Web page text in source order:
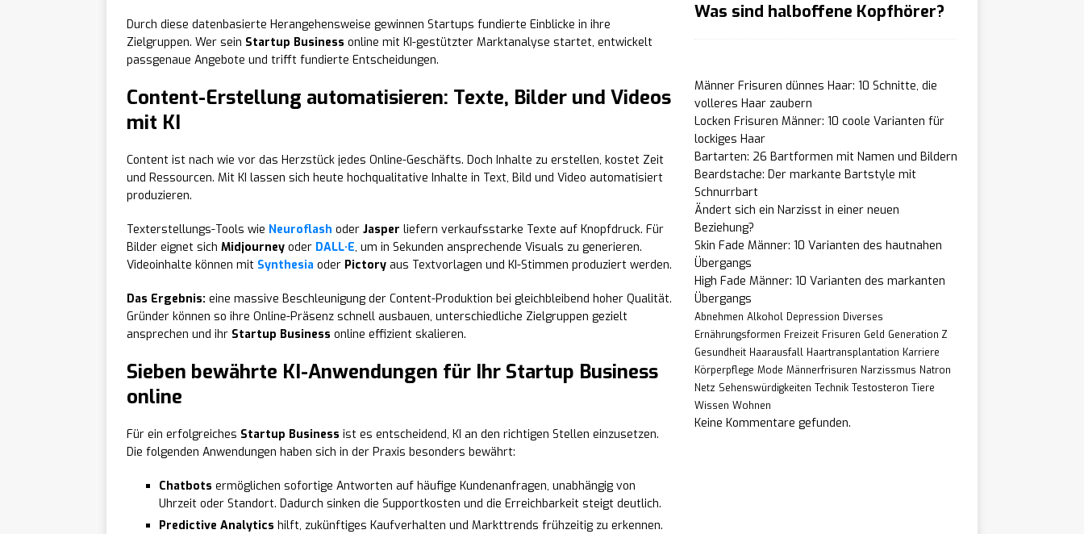
Durch diese datenbasierte Herangehensweise gewinnen Startups fundierte Einblicke in ihre
Zielgruppen. Wer sein Startup Business online mit KI-gestützter Marktanalyse startet, entwickelt
passgenaue Angebote und trifft fundierte Entscheidungen.
Content-Erstellung automatisieren: Texte, Bilder und Videos
mit KI
Content ist nach wie vor das Herzstück jedes Online-Geschäfts. Doch Inhalte zu erstellen, kostet Zeit
und Ressourcen. Mit KI lassen sich heute hochqualitative Inhalte in Text, Bild und Video automatisiert
produzieren.
Texterstellungs-Tools wie Neuroflash oder Jasper liefern verkaufsstarke Texte auf Knopfdruck. Für
Bilder eignet sich Midjourney oder DALL·E, um in Sekunden ansprechende Visuals zu generieren.
Videoinhalte können mit Synthesia oder Pictory aus Textvorlagen und KI-Stimmen produziert werden.
Das Ergebnis: eine massive Beschleunigung der Content-Produktion bei gleichbleibend hoher Qualität.
Gründer können so ihre Online-Präsenz schnell ausbauen, unterschiedliche Zielgruppen gezielt
ansprechen und ihr Startup Business online effizient skalieren.
Sieben bewährte KI-Anwendungen für Ihr Startup Business
online
Für ein erfolgreiches Startup Business ist es entscheidend, KI an den richtigen Stellen einzusetzen.
Die folgenden Anwendungen haben sich in der Praxis besonders bewährt:
Chatbots ermöglichen sofortige Antworten auf häufige Kundenanfragen, unabhängig von
Uhrzeit oder Standort. Dadurch sinken die Supportkosten und die Erreichbarkeit steigt deutlich.
Predictive Analytics hilft, zukünftiges Kaufverhalten und Markttrends frühzeitig zu erkennen.
Was sind halboffene Kopfhörer?
Männer Frisuren dünnes Haar: 10 Schnitte, die
volleres Haar zaubern
Locken Frisuren Männer: 10 coole Varianten für
lockiges Haar
Bartarten: 26 Bartformen mit Namen und Bildern
Beardstache: Der markante Bartstyle mit
Schnurrbart
Ändert sich ein Narzisst in einer neuen
Beziehung?
Skin Fade Männer: 10 Varianten des hautnahen
Übergangs
High Fade Männer: 10 Varianten des markanten
Übergangs
Abnehmen Alkohol Depression Diverses
Ernährungsformen Freizeit Frisuren Geld Generation Z
Gesundheit Haarausfall Haartransplantation Karriere
Körperpflege Mode Männerfrisuren Narzissmus Natron
Netz Sehenswürdigkeiten Technik Testosteron Tiere
Wissen Wohnen
Keine Kommentare gefunden.